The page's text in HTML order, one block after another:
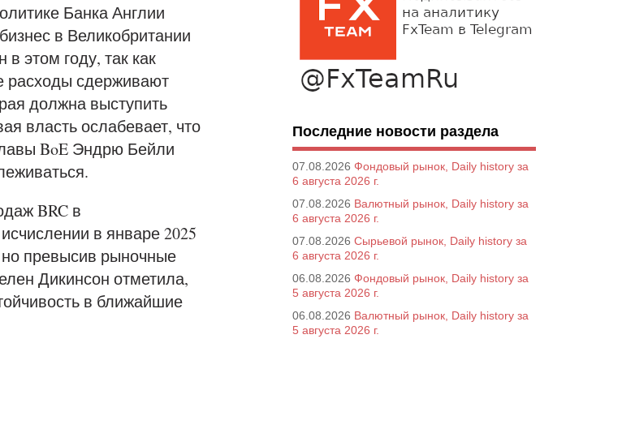
Банка Англии
в Великобритании
этом году, так как
расходы сдерживают
должна выступить
власть ослабевает, что
BoE Эндрю Бейли
BRC в
в январе 2025
но превысив рыночные
Дикинсон отметила,
в ближайшие
Последние новости раздела
07.08.2026 Фондовый рынок, Daily history за
6 августа 2026 г.
07.08.2026 Валютный рынок, Daily history за
6 августа 2026 г.
07.08.2026 Сырьевой рынок, Daily history за
6 августа 2026 г.
06.08.2026 Фондовый рынок, Daily history за
5 августа 2026 г.
06.08.2026 Валютный рынок, Daily history за
5 августа 2026 г.